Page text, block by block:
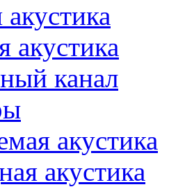
акустика
канал
акустика
акустика